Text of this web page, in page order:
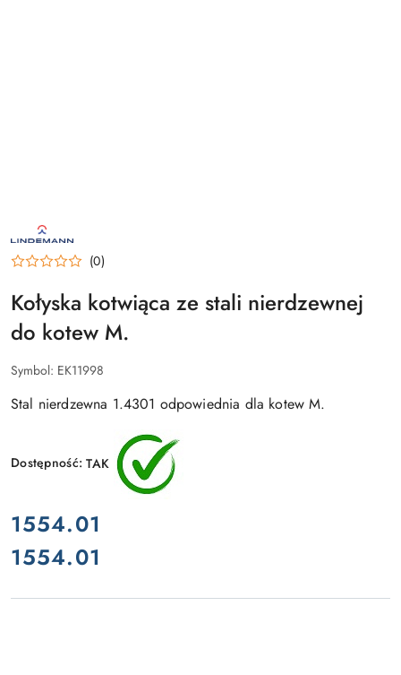
ROBERT
LINDEMANN
KG
–
NIEMIECKIEGO
PRODUCENTA
OSPRZĘTU
JACHTOWEGO
I
(0)
Kołyska kotwiąca ze stali nierdzewnej
do kotew M.
Symbol: EK11998
Stal nierdzewna 1.4301 odpowiednia dla kotew M.
Dostępność:TAK
cena:
1554.01
Cena:
1554.01